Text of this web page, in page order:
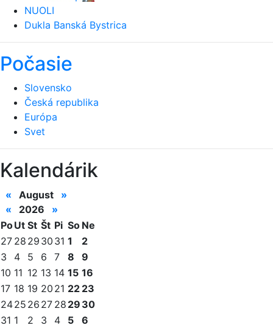
NUOLI
Dukla Banská Bystrica
Počasie
Slovensko
Česká republika
Európa
Svet
Kalendárik
« August
»
«
2026
»
PoUt St Št Pi So Ne
27 28 29 30 31 1
2
3
4 5 6 7 8
9
10 11 12 13 14 15 16
17 18 19 20 21 22 23
2425 26 27 28 29 30
31 1 2 3 4 5
6